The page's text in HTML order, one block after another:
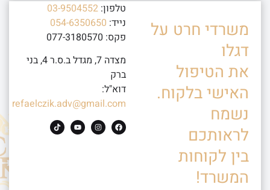
משרדי חרט על
דגלו
את הטיפול
האישי בלקוח.
נשמח
לראותכם
בין לקוחות
המשרד!
טלפון: 03-9504552
נייד: 054-6350650
פקס: 077-3180570
מצדה 7, מגדל ב.ס.ר 4, בני
ברק
דוא"ל:
refaelczik.adv@gmail.com